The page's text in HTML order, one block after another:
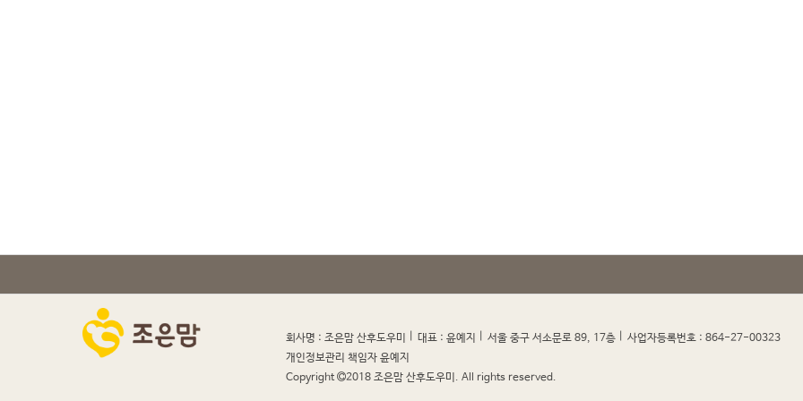
회사명 : 조은맘 산후도우미 대표 : 윤예지 서울 중구 서소문로 89, 17층 사업자등록번호 : 864-27-00323
개인정보관리 책임자 윤예지
Copyright
2018 조은맘 산후도우미. All rights reserved.